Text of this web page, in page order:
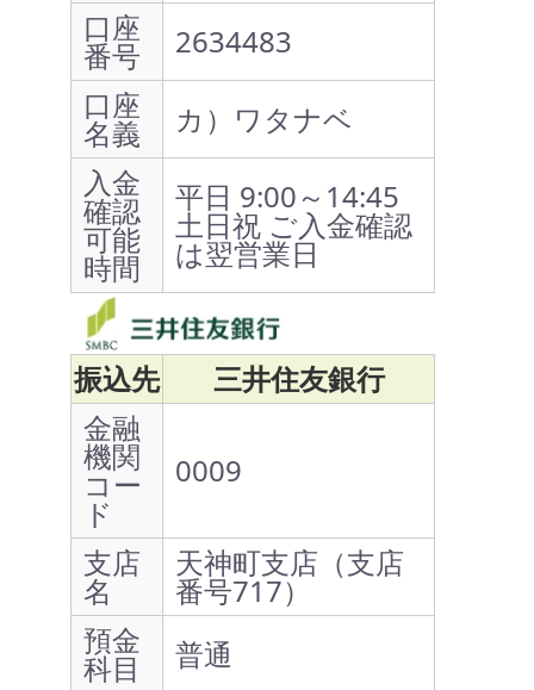
口座
番号
2634483
口座
名義
カ）ワタナベ
入金
確認
可能
時間
平日 9:00～14:45
土日祝 ご入金確認
は翌営業日
振込先
三井住友銀行
金融
機関
コー
ド
0009
支店
名
天神町支店（支店
番号717）
預金
科目
普通